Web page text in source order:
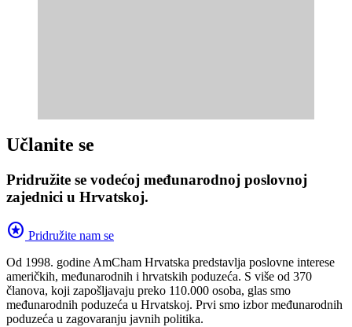
Učlanite se
Pridružite se vodećoj međunarodnoj poslovnoj
zajednici u Hrvatskoj.
stars Pridružite nam se
Od 1998. godine AmCham Hrvatska predstavlja poslovne interese
američkih, međunarodnih i hrvatskih poduzeća. S više od 370
članova, koji zapošljavaju preko 110.000 osoba, glas smo
međunarodnih poduzeća u Hrvatskoj. Prvi smo izbor međunarodnih
poduzeća u zagovaranju javnih politika.